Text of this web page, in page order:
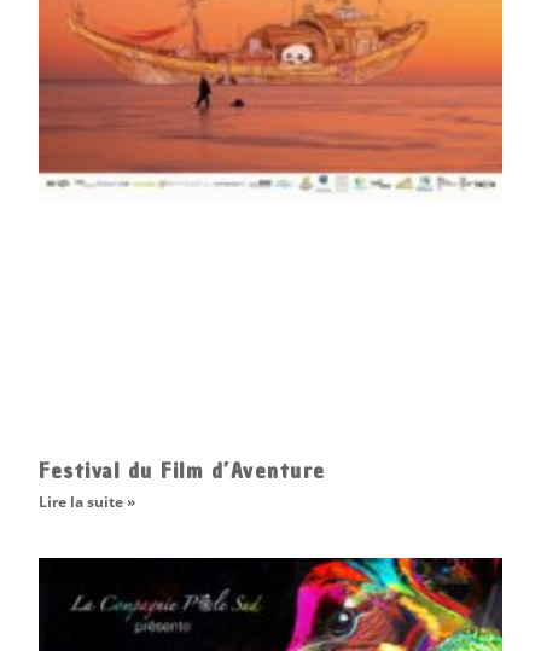
Festival du Film d’Aventure
Lire la suite »